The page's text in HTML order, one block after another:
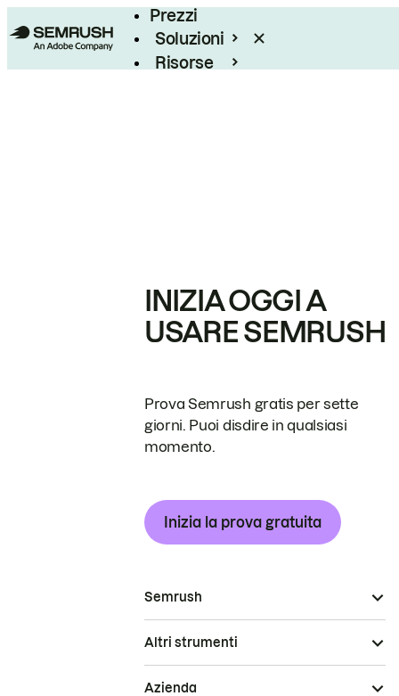
Prezzi
Soluzioni
Risorse
INIZIA OGGI A
USARE SEMRUSH
Prova Semrush gratis per sette
giorni. Puoi disdire in qualsiasi
momento.
Inizia la prova gratuita
Semrush
Altri strumenti
Azienda